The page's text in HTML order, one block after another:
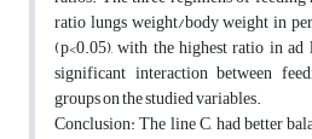
ratio lungs weight/body weight in
(p<0.05), with the highest ratio in
significant interaction between
groups on the studied variables.
Conclusion: The line C, had better